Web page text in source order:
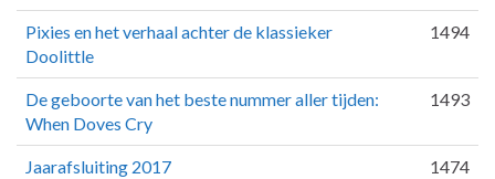
Pixies en het verhaal achter de klassieker
Doolittle
1494
De geboorte van het beste nummer aller tijden:
When Doves Cry
1493
Jaarafsluiting 2017 1474